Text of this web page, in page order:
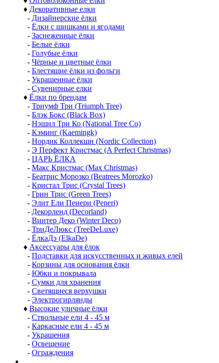
♦ Декоративные елки
- Дизайнерские ёлки
- Ёлки с шишками и ягодами
- Заснеженные ёлки
- Белые ёлки
- Голубые ёлки
- Чёрные и цветные ёлки
- Блестящие ёлки из фольги
- Украшенные ёлки
- Сувенирные елки
♦ Ёлки по брендам
- Триумф Три (Triumph Tree)
- Блэк Бокс (Black Box)
- Нэшнл Три Ко (National Tree Co)
- Кэминг (Kaemingk)
- Нордик Коллекшн (Nordic Collection)
- Э Перфект Кристмас (A Perfect Christmas)
- ЦАРЬ ЁЛКА
- Макс Кристмас (Max Christmas)
- Беатрис Морозко (Beatrees Morozko)
- Кристал Трис (Crystal Trees)
- Грин Трис (Green Trees)
- Элит Ели Пенери (Peneri)
- Декорленд (Decorland)
- Винтер Деко (Winter Deco)
- ТриДеЛюкс (TreeDeLuxe)
- ЁлкаДэ (ElkaDe)
♦ Аксессуары для ёлок
- Подставки для искусственных и живых елей
- Корзины для основания ёлки
- Юбки и покрывала
- Сумки для хранения
- Светящиеся верхушки
- Электрогирлянды
♦ Высокие уличные ёлки
- Ствольные ели 4 - 45 м
- Каркасные ели 4 - 45 м
- Украшения
- Освещение
- Ограждения